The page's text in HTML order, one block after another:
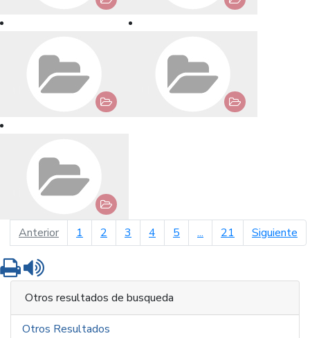
Anteriorpágina anterior
1 2 3 4 5 ... 21 Siguiente
Imprimir
Otros resultados de busqueda
Otros Resultados